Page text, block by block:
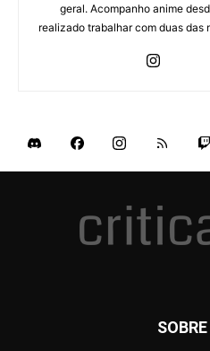
geral. Acompanho anime
realizado trabalhar com duas das